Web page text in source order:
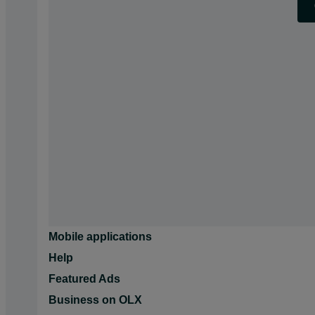
Mobile applications
Help
Featured Ads
Business on OLX